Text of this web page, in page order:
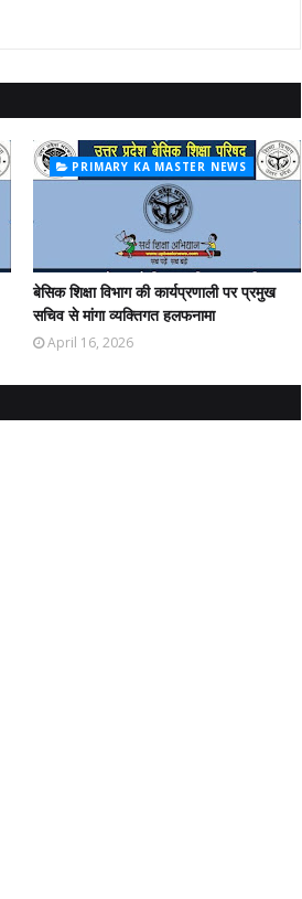
PRIMARY KA MASTER NEWS
बेसिक शिक्षा विभाग की कार्यप्रणाली पर प्रमुख
सचिव से मांगा व्यक्तिगत हलफनामा
April 16, 2026